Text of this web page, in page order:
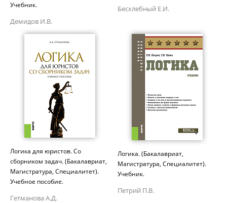
Учебник.
Демидов И.В.
Бесхлебный Е.И.
Логика для юристов. Со
сборником задач. (Бакалавриат,
Магистратура, Специалитет).
Учебное пособие.
Гетманова А.Д.
Логика. (Бакалавриат,
Магистратура, Специалитет).
Учебник.
Петрий П.В.